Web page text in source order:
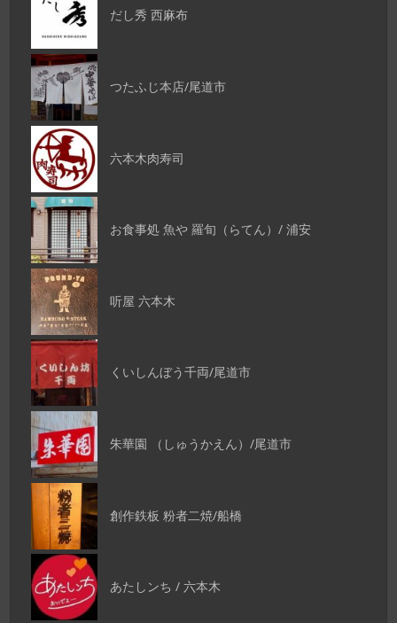
だし秀 西麻布
つたふじ本店/尾道市
六本木肉寿司
お食事処 魚や 羅旬（らてん）/ 浦安
听屋 六本木
くいしんぼう千両/尾道市
朱華園 （しゅうかえん）/尾道市
創作鉄板 粉者二焼/船橋
あたしンち / 六本木